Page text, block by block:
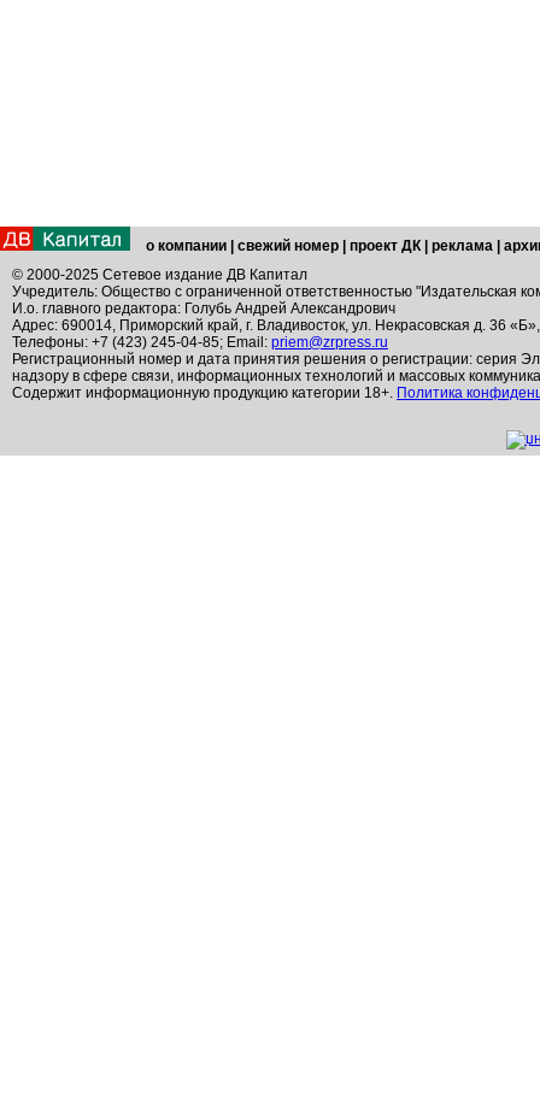
о компании свежий номер проект ДК реклама
© 2000-2025 Сетевое издание ДВ Капитал
Учредитель: Общество с ограниченной ответственностью "Издательская
И.о. главного редактора: Голубь Андрей Александрович
Адрес: 690014, Приморский край, г. Владивосток, ул. Некрасовская д. 36
Телефоны: +7 (423) 245-04-85; Email: priem@zrpress.ru
Регистрационный номер и дата принятия решения о регистрации: серия
надзору в сфере связи, информационных технологий и массовых
Содержит информационную продукцию категории 18+. Политика